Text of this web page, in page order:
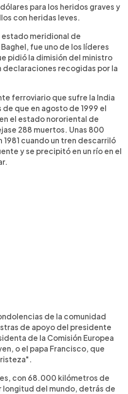
para los heridos graves y
con heridas leves.
meridional de
fue uno de los líderes
pidió la dimisión del ministro
declaraciones recogidas por la
ferroviario que sufre la India
de que en agosto de 1999 el
el estado nororiental de
288 muertos. Unas 800
cuando un tren descarriló
y se precipitó en un río en el
de la comunidad
de apoyo del presidente
de la Comisión Europea
o el papa Francisco, que
con 68.000 kilómetros de
longitud del mundo, detrás de